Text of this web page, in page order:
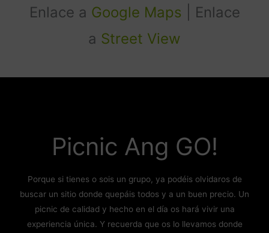
Enlace a Google Maps | Enlace
a Street View
Picnic Ang GO!
Porque si tienes o sois un grupo, ya podéis olvidaros de
buscar un sitio donde quepáis todos y a un buen precio. Un
picnic de calidad y hecho en el día os hará vivir una
experiencia única. Y recuerda que os lo llevamos donde